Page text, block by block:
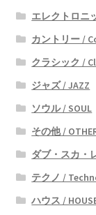
エレクトロニ
カントリー /
クラシック /
ジャズ / JAZZ
ソウル / SOUL
その他 /
ダブ・スカ・
テクノ /
ハウス /